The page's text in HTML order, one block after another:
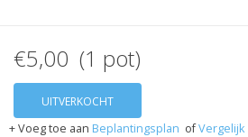
€5,00 (1 pot)
UITVERKOCHT
+ Voeg toe aan Beplantingsplan ofVergelijk